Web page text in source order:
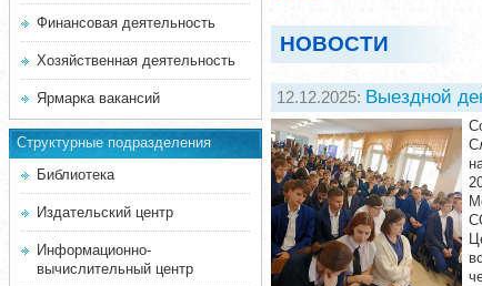
Финансовая деятельность
Хозяйственная деятельность
Ярмарка вакансий
Структурные подразделения
Библиотека
Издательский центр
Информационно-
вычислительный центр
НОВОСТИ
12.12.2025: Выездной